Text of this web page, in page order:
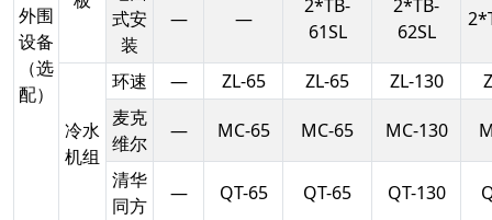
外围
设备
（选
配）
式安
装
— —
2*TB-
61SL
2*TB-
62SL
冷水
机组
环速 — ZL-65 ZL-65 ZL-130
麦克
维尔
— MC-65 MC-65 MC-130
清华
同方
— QT-65 QT-65 QT-130